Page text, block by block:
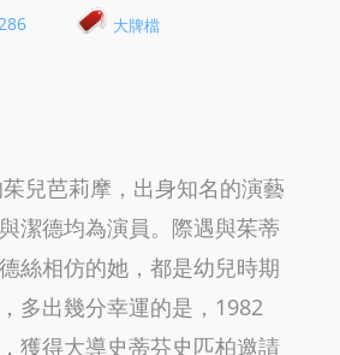
大牌檔
兒芭莉摩，出身知名的演藝
潔德均為演員。際遇與茱蒂
絲相仿的她，都是幼兒時期
多出幾分幸運的是，1982
獲得大導史蒂芬史匹柏邀請